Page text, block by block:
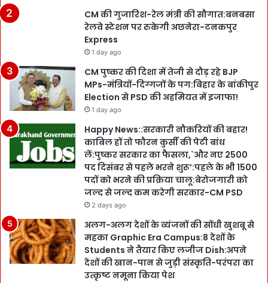
CM की गुजारिश-रेल मंत्री की सौगात:बनबसा
रेलवे स्टेशन पर रुकेगी अछनेरा-टनकपुर
Express
1 day ago
CM पुष्कर की दिशा में तेजी से दौड़ रहे BJP
MPs-मंत्रियों-दिग्गजों के पग:बिहार के बांकीपुर
Election से PSD की अहमियत में इजाफा!
1 day ago
Happy News::सरकारी नौकरियों की बहार!
काबिल हों तो फौरन कुर्सी की पेटी बांध
लें:पुष्कर सरकार का फैसला,`और नए 2500
पद दिसंबर से पहले भरने शुरू’:पहले के भी 1500
पदों को भरने की प्रक्रिया चालू:बेरोजगारी को
जल्द से जल्द कम करेगी सरकार-CM PSD
2 days ago
अलग-अलग देशों के व्यंजनों की सोंधी खुशबू से
महका Graphic Era Campus:8 देशों के
Students ने तैयार किए लजीज Dish:अपने
देशों की खान-पान से जुड़ी संस्कृति-परंपरा का
उत्कृष्ट नमूना किया पेश